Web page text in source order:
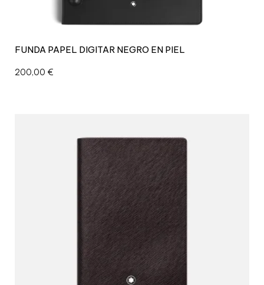
FUNDA PAPEL DIGITAR NEGRO EN PIEL
200,00 €